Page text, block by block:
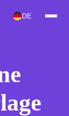
DE